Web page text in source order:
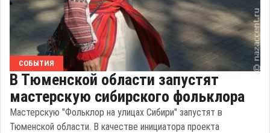
СОБЫТИЯ
В Тюменской области запустят
мастерскую сибирского фольклора
Мастерскую "Фольклор на улицах Сибири" запустят в
Тюменской области. В качестве инициатора проекта